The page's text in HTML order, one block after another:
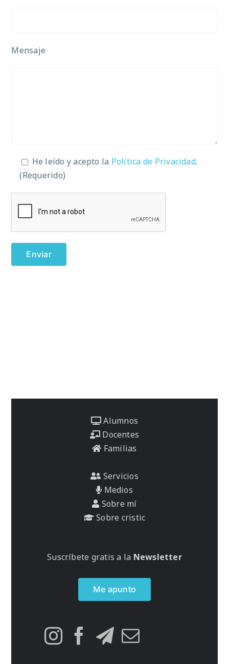
Mensaje
He leído y acepto la Política de Privacidad.
(Requerido)
Alumnos
Docentes
Familias
Servicios
Medios
Sobre mí
Sobre cristic
Suscríbete gratis a la Newsletter
Me apunto